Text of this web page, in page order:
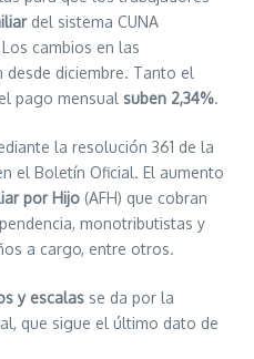
del sistema CUNA
Los cambios en las
desde diciembre. Tanto el
pago mensual suben 2,34%.
la resolución 361 de la
el Boletín Oficial. El aumento
por Hijo (AFH) que cobran
monotributistas y
a cargo, entre otros.
y escalas se da por la
que sigue el último dato de